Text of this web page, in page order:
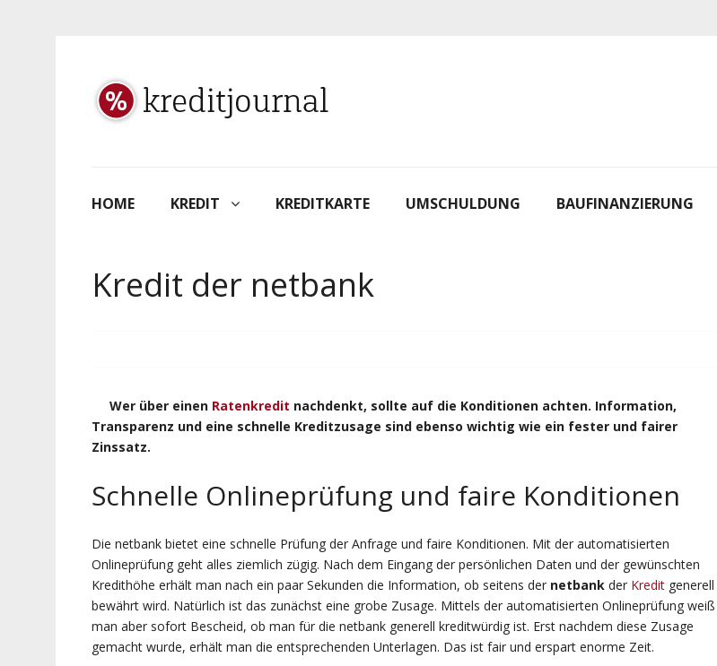
HOME KREDIT KREDITKARTE UMSCHULDUNG BAUFINANZIERUNG
Kredit der netbank
Wer über einen Ratenkredit nachdenkt, sollte auf die Konditionen achten. Information,
Transparenz und eine schnelle Kreditzusage sind ebenso wichtig wie ein fester und fairer
Zinssatz.
Schnelle Onlineprüfung und faire Konditionen
Die netbank bietet eine schnelle Prüfung der Anfrage und faire Konditionen. Mit der automatisierten
Onlineprüfung geht alles ziemlich zügig. Nach dem Eingang der persönlichen Daten und der gewünschten
Kredithöhe erhält man nach ein paar Sekunden die Information, ob seitens der netbank der Kredit generell
bewährt wird. Natürlich ist das zunächst eine grobe Zusage. Mittels der automatisierten Onlineprüfung weiß
man aber sofort Bescheid, ob man für die netbank generell kreditwürdig ist. Erst nachdem diese Zusage
gemacht wurde, erhält man die entsprechenden Unterlagen. Das ist fair und erspart enorme Zeit.